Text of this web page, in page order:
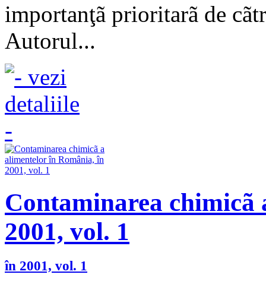
importanţã prioritarã de
Autorul...
Contaminarea
2001, vol. 1
în 2001, vol. 1